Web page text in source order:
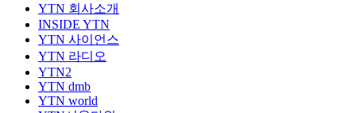
YTN 회사소개
INSIDE YTN
YTN 사이언스
YTN 라디오
YTN2
YTN dmb
YTN world